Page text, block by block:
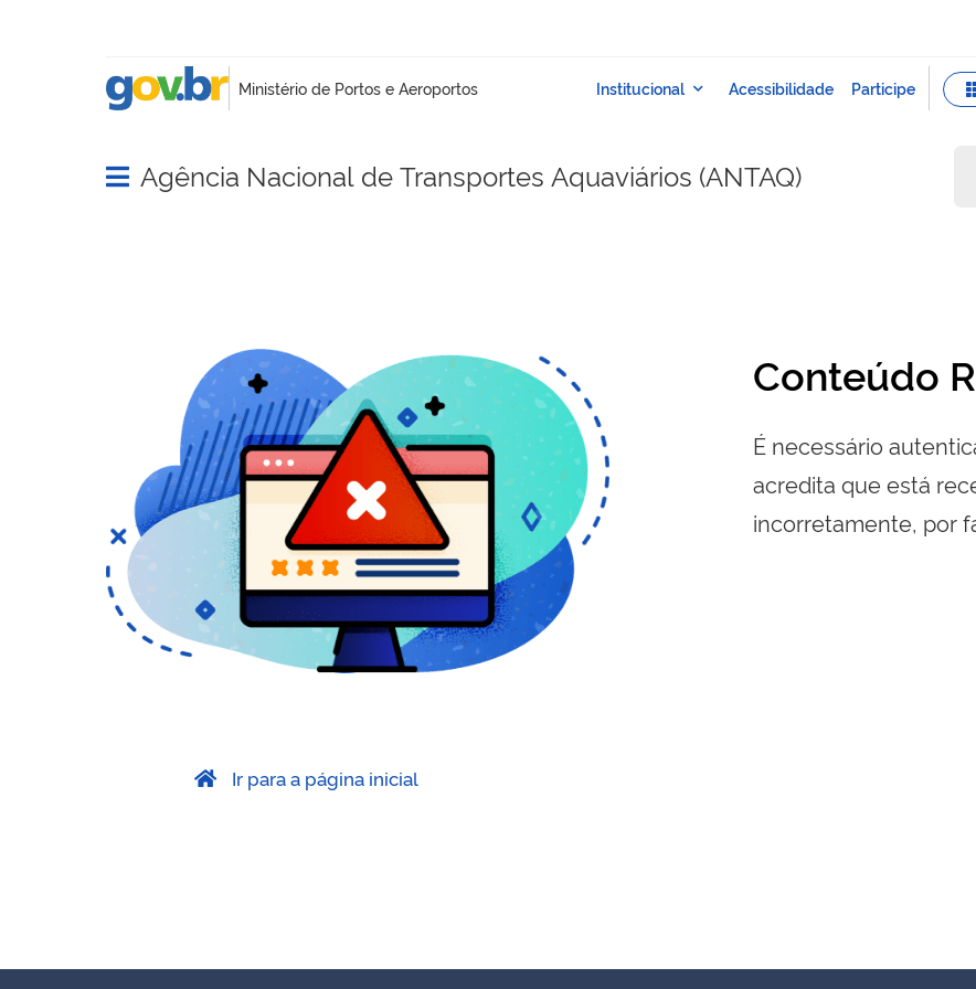
Abrir menu principal de navegação
Agência Nacional de Transportes Aquaviários (ANTAQ)
Conteúdo
É necessário
acredita que está
incorretamente, por
Ir para a página inicial